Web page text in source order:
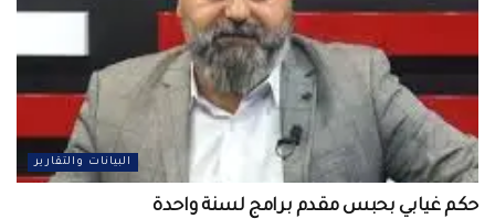
البيانات والتقارير
حكم غيابي بحبس مقدم برامج لسنة واحدة